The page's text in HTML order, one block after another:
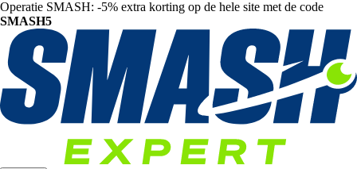
Operatie SMASH: -5% extra korting op de hele site met de code
SMASH5